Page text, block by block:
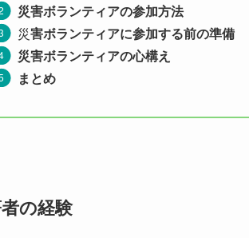
災害ボランティアの参加方法
災害ボランティアに参加する前の準備
災害ボランティアの心構え
まとめ
の経験